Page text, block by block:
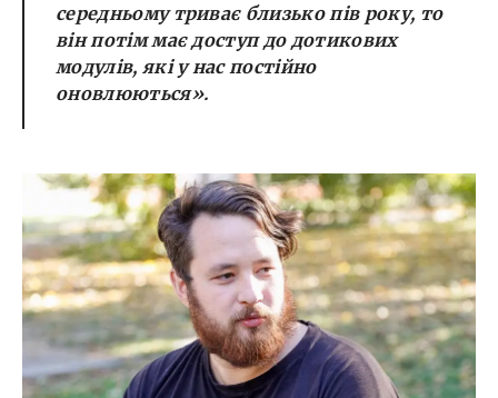
середньому триває близько пів року, то
він потім має доступ до дотикових
модулів, які у нас постійно
оновлюються».